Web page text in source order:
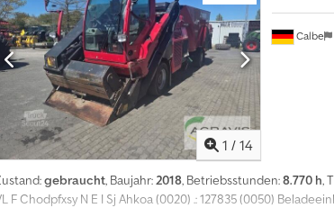
1 / 14
Calbe
gebraucht, Baujahr:2018, Betriebsstunden:8.770 h,
F Chodpfxsy N E I Sj Ahkoa (0020) .: 127835 (0050)